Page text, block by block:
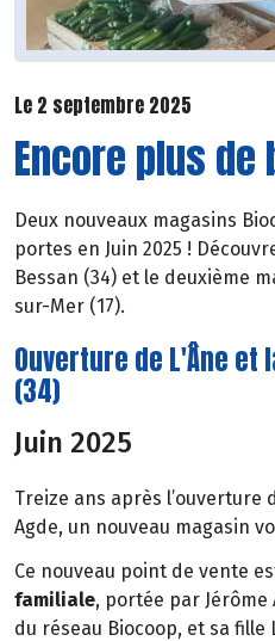
Le 2 septembre 2025
Encore plus de
Deux nouveaux magasins
portes en Juin 2025 !
Bessan (34) et le deuxième
sur-Mer (17).
Ouverture de L'Âne et
(34)
Juin 2025
Treize ans après l’ouverture
Agde, un nouveau magasin
Ce nouveau point de vente
familiale, portée par Jérôme
du réseau Biocoop, et sa fille